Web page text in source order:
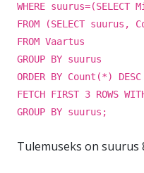
WHERE suurus=(SELECT
FROM (SELECT suurus,
FROM Vaartus
GROUP BY suurus
ORDER BY Count(*) DESC
FETCH FIRST 3 ROWS
GROUP BY suurus;
Tulemuseks on suurus